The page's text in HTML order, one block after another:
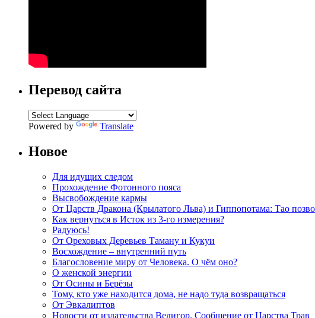
Перевод сайта
Powered by Translate
Новое
Для идущих следом
Прохождение Фотонного пояса
Высвобождение кармы
От Царств Дракона (Крылатого Льва) и Гиппопотама: Тао
Как вернуться в Исток из 3-го измерения?
Радуюсь!
От Ореховых Деревьев Таману и Кукуи
Восхождение – внутренний путь
Благословение миру от Человека. О чём оно?
О женской энергии
От Осины и Берёзы
Тому, кто уже находится дома, не надо туда возвращаться
От Эвкалиптов
Новости от издательства Велигор. Сообщение от Царства Трав